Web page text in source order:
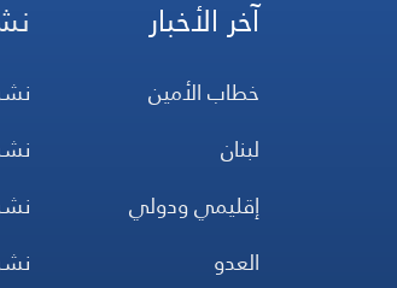
آخر الأخبار
خطاب الأمين
لبنان
إقليمي ودولي
العدو